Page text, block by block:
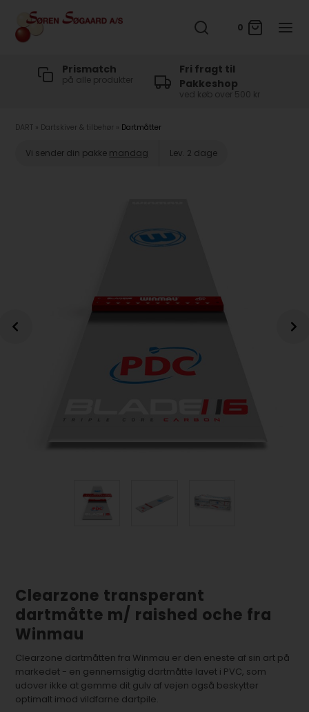
0
Prismatch
på alle produkter
Fri fragt til
Pakkeshop
ved køb over 500 kr
DART Dartskiver & tilbehør Dartmåtter
Vi sender din pakke mandag Lev. 2 dage
Clearzone transperant
dartmåtte m/ raished oche fra
Winmau
Clearzone dartmåtten fra Winmau er den eneste af sin art på
markedet - en gennemsigtig dartmåtte lavet i PVC, som
udover ikke at gemme dit gulv af vejen også beskytter
optimalt imod vildfarne dartpile.